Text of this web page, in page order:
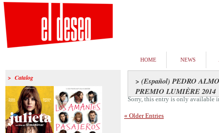
HOME NEWS
> Catalog
> (Español) PEDRO
PREMIO LUMIÈRE 2014
Sorry, this entry is only available
« Older Entries